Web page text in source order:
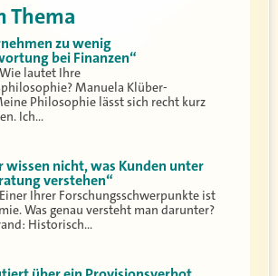
Thema
zu wenig
bei Finanzen“
lautet Ihre
Manuela Klüber-
Philosophie lässt sich recht kurz
Ich…
wissen nicht, was Kunden unter
verstehen“
Ihrer Forschungsschwerpunkte ist
Was genau versteht man darunter?
Historisch…